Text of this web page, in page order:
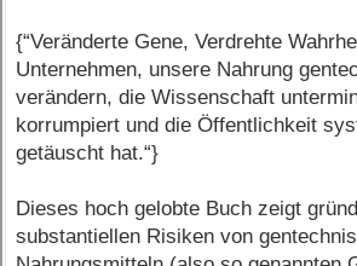
{“Veränderte Gene, Verdrehte
Unternehmen, unsere Nahrung
verändern, die Wissenschaft
korrumpiert und die Öffentlichkeit
getäuscht hat.“}
Dieses hoch gelobte Buch zeigt
substantiellen Risiken von